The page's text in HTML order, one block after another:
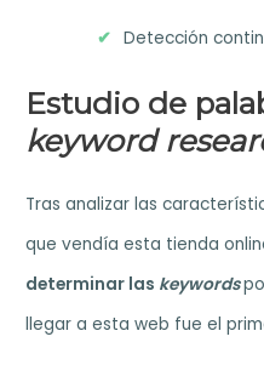
Detección
Estudio de
keyword
Tras analizar las
que vendía esta tienda
determinar las keywords
llegar a esta web fue el